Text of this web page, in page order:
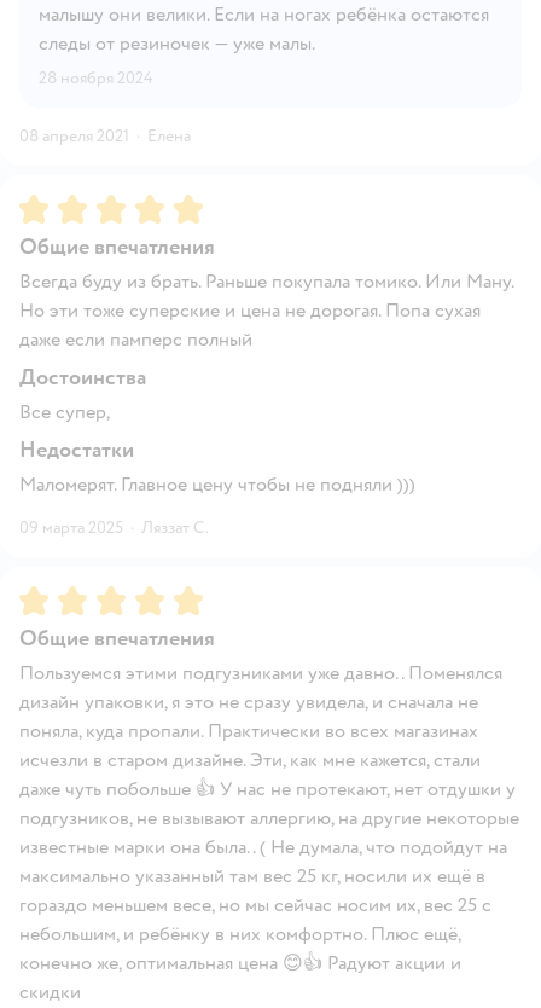
малышу они велики. Если на ногах ребёнка остаются
следы от резиночек — уже малы.
28 ноября 2024
08 апреля 2021 · Елена
Рейтинг:5
Общие впечатления
Всегда буду из брать. Раньше покупала томико. Или Ману.
Но эти тоже суперские и цена не дорогая. Попа сухая
даже если памперс полный
Достоинства
Все супер,
Недостатки
Маломерят. Главное цену чтобы не подняли )))
09 марта 2025 · Ляззат С.
Рейтинг:5
Общие впечатления
Пользуемся этими подгузниками уже давно.. Поменялся
дизайн упаковки, я это не сразу увидела, и сначала не
поняла, куда пропали. Практически во всех магазинах
исчезли в старом дизайне. Эти, как мне кажется, стали
даже чуть побольше 👍 У нас не протекают, нет отдушки у
подгузников, не вызывают аллергию, на другие некоторые
известные марки она была.. ( Не думала, что подойдут на
максимально указанный там вес 25 кг, носили их ещё в
гораздо меньшем весе, но мы сейчас носим их, вес 25 с
небольшим, и ребёнку в них комфортно. Плюс ещё,
конечно же, оптимальная цена 😊👍 Радуют акции и
скидки